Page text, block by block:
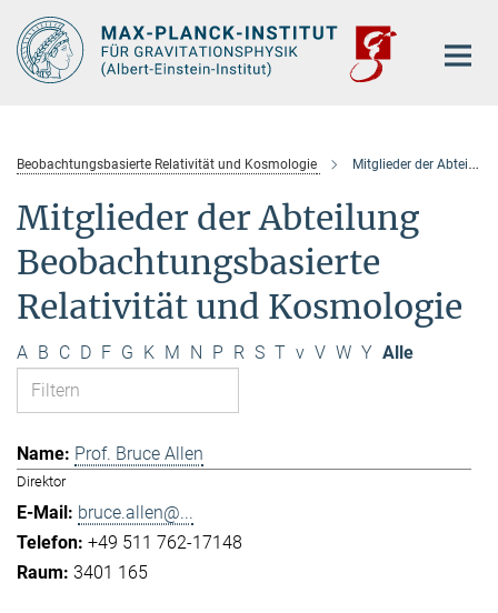
Hauptinhalt
Beobachtungsbasierte Relativität und Kosmologie Mitglieder der Abteilung
Mitglieder der Abteilung
Beobachtungsbasierte
Relativität und Kosmologie
A B C D F G K M N P R S T v V W Y Alle
Prof. Bruce Allen
Direktor
bruce.allen@...
+49 511 762-17148
3401 165